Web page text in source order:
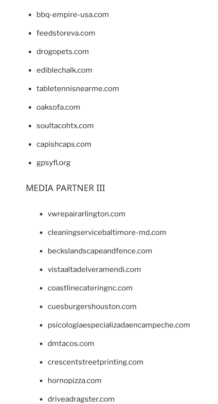
bbq-empire-usa.com
feedstoreva.com
drogopets.com
ediblechalk.com
tabletennisnearme.com
oaksofa.com
soultacohtx.com
capishcaps.com
gpsyfl.org
MEDIA PARTNER III
vwrepairarlington.com
cleaningservicebaltimore-md.com
beckslandscapeandfence.com
vistaaltadelveramendi.com
coastlinecateringnc.com
cuesburgershouston.com
psicologiaespecializadaencampeche.com
dmtacos.com
crescentstreetprinting.com
hornopizza.com
driveadragster.com